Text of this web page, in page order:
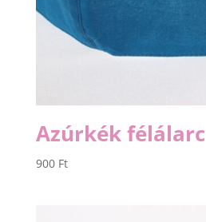
Azúrkék félálarc
900 Ft